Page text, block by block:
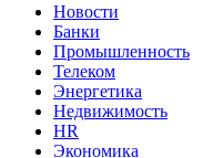
Новости
Банки
Промышленность
Телеком
Энергетика
Недвижимость
HR
Экономика